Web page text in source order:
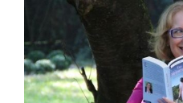
Sophia Scheer
Sophie Berg